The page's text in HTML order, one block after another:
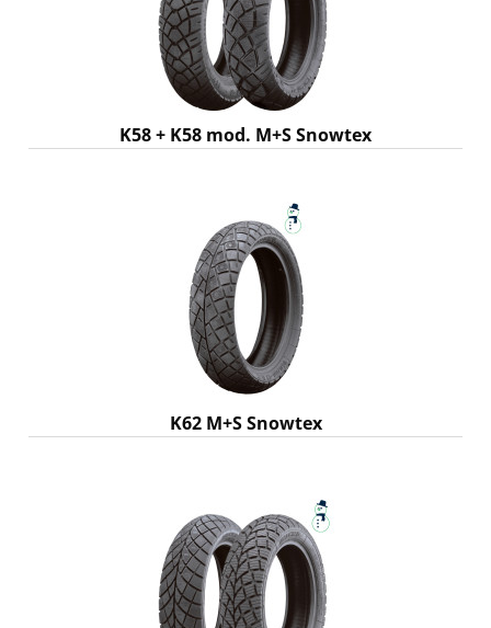
K58 + K58 mod. M+S Snowtex
K62 M+S Snowtex